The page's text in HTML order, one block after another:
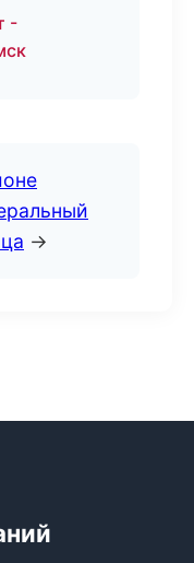
-
→